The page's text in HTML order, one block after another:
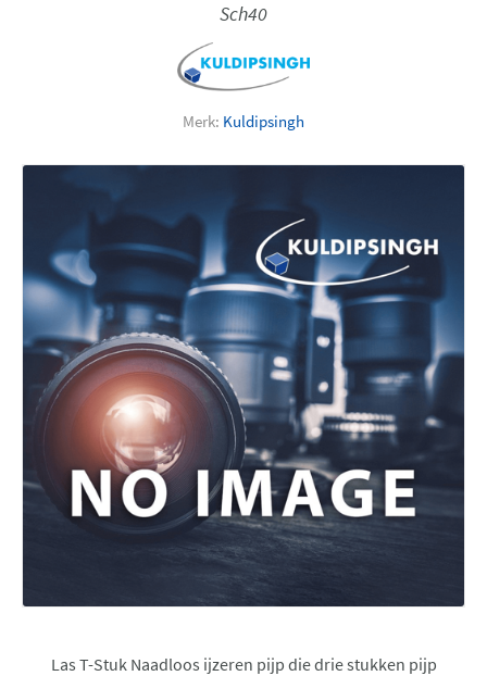
Sch40
Merk: Kuldipsingh
Las T-Stuk Naadloos ijzeren pijp die drie stukken pijp